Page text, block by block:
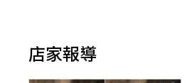
店家報導